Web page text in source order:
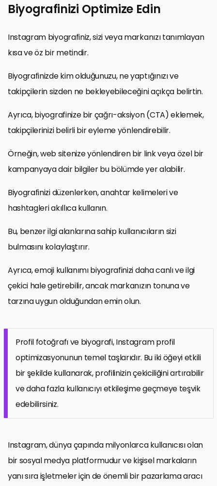
Biyografinizi Optimize Edin
Instagram biyografiniz, sizi veya markanızı tanımlayan
kısa ve öz bir metindir.
Biyografinizde kim olduğunuzu, ne yaptığınızı ve
takipçilerin sizden ne bekleyebileceğini açıkça belirtin.
Ayrıca, biyografinize bir çağrı-aksiyon (CTA) eklemek,
takipçilerinizi belirli bir eyleme yönlendirebilir.
Örneğin, web sitenize yönlendiren bir link veya özel bir
kampanyaya dair bilgiler bu bölümde yer alabilir.
Biyografinizi düzenlerken, anahtar kelimeleri ve
hashtagleri akıllıca kullanın.
Bu, benzer ilgi alanlarına sahip kullanıcıların sizi
bulmasını kolaylaştırır.
Ayrıca, emoji kullanımı biyografinizi daha canlı ve ilgi
çekici hale getirebilir, ancak markanızın tonuna ve
tarzına uygun olduğundan emin olun.
Profil fotoğrafı ve biyografi, Instagram profil
optimizasyonunun temel taşlarıdır. Bu iki öğeyi etkili
bir şekilde kullanarak, profilinizin çekiciliğini artırabilir
ve daha fazla kullanıcıyı etkileşime geçmeye teşvik
edebilirsiniz.
Instagram, dünya çapında milyonlarca kullanıcısı olan
bir sosyal medya platformudur ve kişisel markaların
yanı sıra işletmeler için de önemli bir pazarlama aracı